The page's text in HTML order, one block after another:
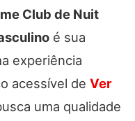
Club de Nuit
é sua
experiência
acessível de Ver
uma qualidade